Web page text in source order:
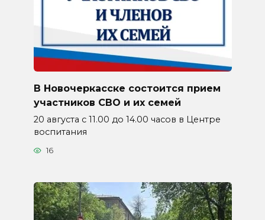
В Новочеркасске состоится прием
участников СВО и их семей
20 августа с 11.00 до 14.00 часов в Центре
воспитания
16